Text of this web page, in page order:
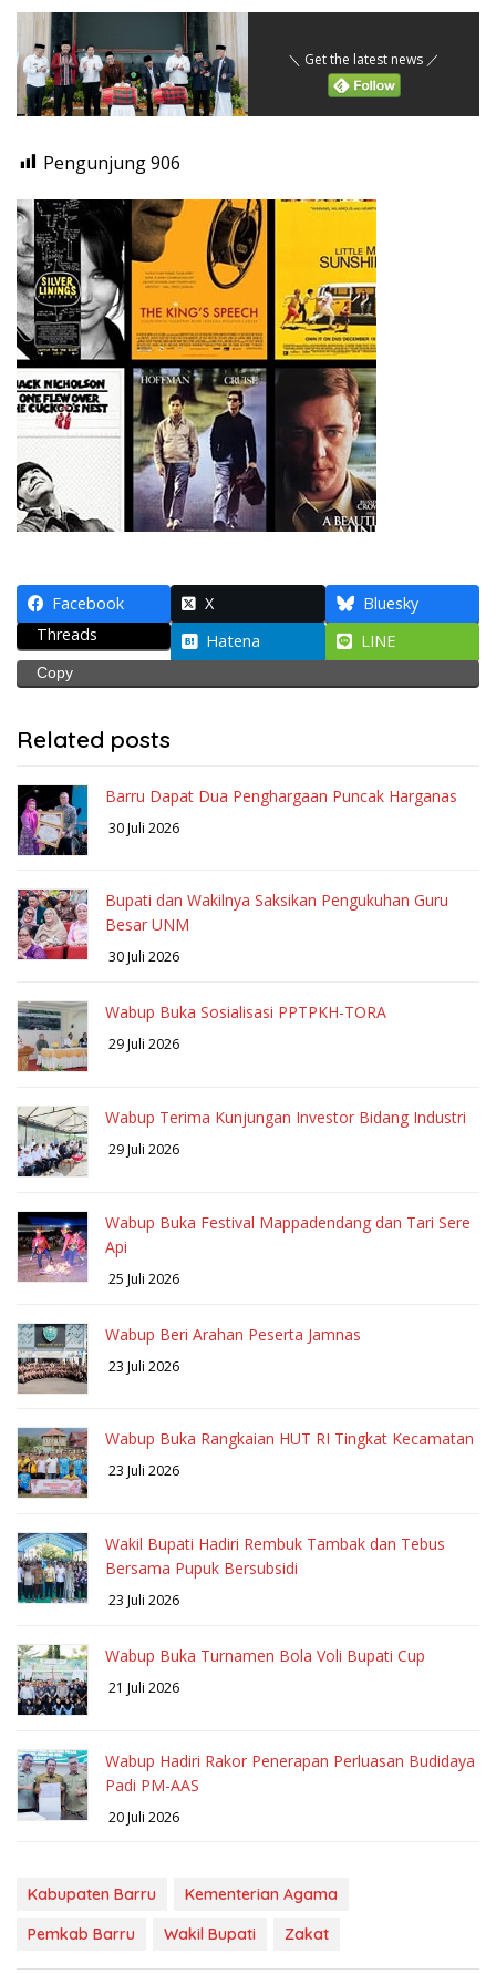
＼ Get the latest news ／
Pengunjung906
Facebook X
Bluesky
Threads
Hatena LINE
Copy
Related posts
Barru Dapat Dua Penghargaan Puncak Harganas
30 Juli 2026
Bupati dan Wakilnya Saksikan Pengukuhan Guru
Besar UNM
30 Juli 2026
Wabup Buka Sosialisasi PPTPKH-TORA
29 Juli 2026
Wabup Terima Kunjungan Investor Bidang Industri
29 Juli 2026
Wabup Buka Festival Mappadendang dan Tari Sere
Api
25 Juli 2026
Wabup Beri Arahan Peserta Jamnas
23 Juli 2026
Wabup Buka Rangkaian HUT RI Tingkat Kecamatan
23 Juli 2026
Wakil Bupati Hadiri Rembuk Tambak dan Tebus
Bersama Pupuk Bersubsidi
23 Juli 2026
Wabup Buka Turnamen Bola Voli Bupati Cup
21 Juli 2026
Wabup Hadiri Rakor Penerapan Perluasan Budidaya
Padi PM-AAS
20 Juli 2026
Kabupaten Barru
Kementerian Agama
Pemkab Barru
Wakil Bupati Zakat